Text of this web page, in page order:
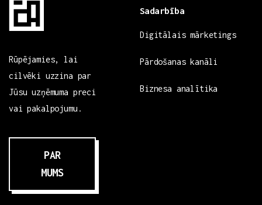
Rūpējamies, lai
cilvēki uzzina par
Jūsu uzņēmuma preci
vai pakalpojumu.
PAR
MUMS
Sadarbība
Digitālais mārketings
Pārdošanas kanāli
Biznesa analītika